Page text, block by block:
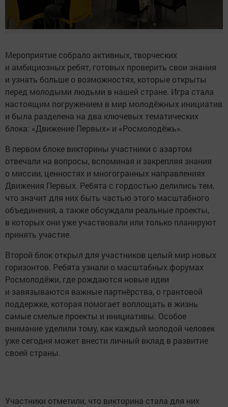
Мероприятие собрало активных, творческих
и амбициозных ребят, готовых проверить свои знания
и узнать больше о возможностях, которые открыты
перед молодыми людьми в нашей стране. Игра стала
настоящим погружением в мир молодёжных инициатив
и была разделена на два ключевых тематических
блока: «Движение Первых» и «Росмолодёжь».
В первом блоке викторины участники с азартом
отвечали на вопросы, вспоминая и закрепляя знания
о миссии, ценностях и многогранных направлениях
Движения Первых. Ребята с гордостью делились тем,
что значит для них быть частью этого масштабного
объединения, а также обсуждали реальные проекты,
в которых они уже участвовали или только планируют
принять участие.
Второй блок открыл для участников целый мир новых
горизонтов. Ребята узнали о масштабных форумах
Росмолодёжи, где рождаются новые идеи
и завязываются важные партнёрства, о грантовой
поддержке, которая помогает воплощать в жизнь
самые смелые проекты и инициативы. Особое
внимание уделили тому, как каждый молодой человек
уже сегодня может внести личный вклад в развитие
своей страны.
Участники отметили, что викторина стала для них